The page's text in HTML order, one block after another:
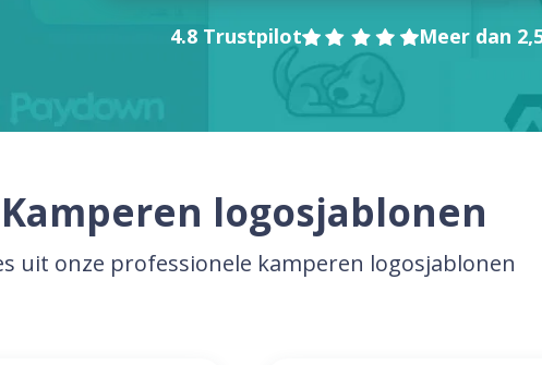
4.8 Trustpilot Meer dan
Kamperen logosjablonen
uit onze professionele kamperen logosjablonen